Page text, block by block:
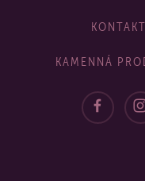
KONTAKT
KAMENNÁ